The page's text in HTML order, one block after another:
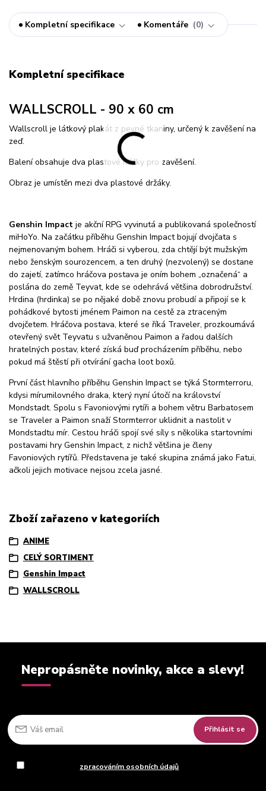
Kompletní specifikace Komentáře 0
Kompletní specifikace
WALLSCROLL - 90 x 60 cm
Wallscroll je látkový plakát z pevné tkaniny, určený k zavěšení na
zeď.
Balení obsahuje dva plastové háčky pro zavěšení.
Obraz je umístěn mezi dva plastové držáky.
Genshin Impact je akční RPG vyvinutá a publikovaná společností
miHoYo. Na začátku příběhu Genshin Impact bojují dvojčata s
nejmenovaným bohem. Hráči si vyberou, zda chtějí být mužským
nebo ženským sourozencem, a ten druhý (nezvolený) se dostane
do zajetí, zatímco hráčova postava je oním bohem „označená“ a
poslána do země Teyvat, kde se odehrává většina dobrodružství.
Hrdina (hrdinka) se po nějaké době znovu probudí a připojí se k
pohádkové bytosti jménem Paimon na cestě za ztraceným
dvojčetem. Hráčova postava, které se říká Traveler, prozkoumává
otevřený svět Teyvatu s užvaněnou Paimon a řadou dalších
hratelných postav, které získá buď procházením příběhu, nebo
pokud má štěstí při otvírání gacha loot boxů.
První část hlavního příběhu Genshin Impact se týká Stormterroru,
kdysi mírumilovného draka, který nyní útočí na království
Mondstadt. Spolu s Favoniovými rytíři a bohem větru Barbatosem
se Traveler a Paimon snaží Stormterror uklidnit a nastolit v
Mondstadtu mír. Cestou hráči spojí své síly s několika startovními
postavami hry Genshin Impact, z nichž většina je členy
Favoniových rytířů. Představena je také skupina známá jako Fatui,
ačkoli jejich motivace nejsou zcela jasné.
Zboží zařazeno v kategoriích
ANIME
CELÝ SORTIMENT
Genshin Impact
WALLSCROLL
Nepropásněte novinky, akce a slevy!
Přihlásit se
zpracováním osobních údajů